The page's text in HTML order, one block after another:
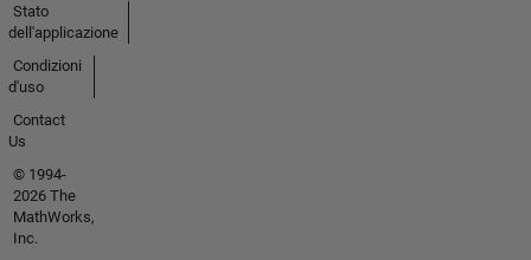
Stato
dell'applicazione
Condizioni
d'uso
Contact
Us
© 1994-
2026 The
MathWorks,
Inc.